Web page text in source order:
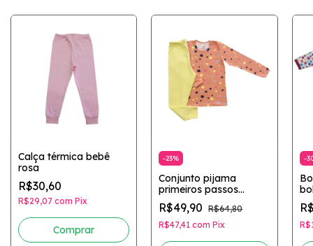
Calça térmica bebê
rosa
R$30,60
R$29,07 com Pix
Comprar
-23%
Conjunto pijama
primeiros passos
estrelinha
R$49,90
R$64,80
R$47,41com Pix
-